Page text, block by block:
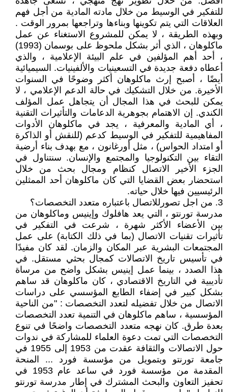
للتفكير في الوسيط من خلال مادته المادية من أجل فهم
العلاقات التي يتم تكوينها وبناءها وتراجعها بمرور الوقت .
وبهذه الطريقة ، لا يمكن للمشروع الاستغناء عن عمل
ماكلوهان ، الذي أثر بشكل ملحوظ على بوسمان (1993)
، أحد أهم المؤلفين في علم البيئة الإعلامية ، والذي
أعطاه دفعة جديدة في التسعينيات والألفينيات. السيميائية
أيضًا ، أصبح إرث ماكلوهان أكثر وضوحًا في السنوات
الأخيرة. من خلال التشكيك في حالة الدعم الإعلامي ، لا
يمكن للبحث في هذا المجال أن يتجاهل عمل المؤلف
الكندي. إن الاهتمام بجوهرية الدعامات والتأثيرات التقنية
، أي المادية والمعرفية ، يجد في ماكلوهان الأدوات
المفاهيمية للتفكير في الوسيط كدعم (للنقش أو الذاكرة
أو امتداد الحواس) ، مثل أورغانون ، مع بهدف بناء أرضية
التقاء بين التكنولوجيا والمجتمع والإنسان. سنتناول في
الجزء الأخير الاتصال كنظام ومجال بحث من خلال
استحضار بعض القضايا التي كان ماكلوهان أحد الممثلين
الرئيسيين فيها خلال حياته.
3. من اجل تصورللاتصال باعتباره متعدد التخصصات؟
مدرسة تورنتو ، التي يعد هافلوك وإينيس وماكلوهان من
بين الأعضاء الأكثر شهرة ، شرعت في التفكير في
تأثيرات تقنيات الاتصال (بما في ذلك الكتابة) على عمل
المجتمعات البشرية عبر المكان والزمان. لقد كان مفيدًا
في تأسيس تاريخ الاتصالات كمجال بحثي مستقل. في
هذا الصدد ، بينما عمل إينيس بشكل واضح من مرساة
تأديبية في التاريخ الاقتصادي ، كان ماكلوهان قد ساهم
بشكل كبير في إضفاء الطابع المؤسسي على دراسات
الاتصال من خلال تفضيله لتعدد التخصصات : "من الناحية
المؤسسية ، ساهم ماكلوهان في التنمية تعدد التخصصات
بعدة طرق. كان نهجه متعدد التخصصات واضحًا في تنوع
التخصصات التي تمت دعوة العلماء للمشاركة في ندوات
حول الاتصالات والثقافة عقدت من 1953 إلى 1955 في
جامعة تورنتو وبتمويل من مؤسسة فورد ... المنحة
المقدمة من مؤسسة فورد في ساعد عام 1953 في
تحفيز التعاون والبحث المشترك في إطار مدرسة تورنتو